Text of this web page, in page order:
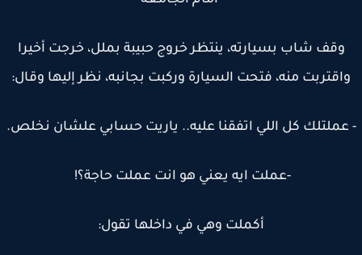
وقف شاب بسيارته، ينتظر خروج حبيبة بملل، خرجت أخيرا
منه، فتحت السيارة وركبت بجانبه، نظر إليها وقال:
كل اللي اتفقنا عليه.. ياريت حسابي علشان نخلص.
-عملت ايه يعني هو انت عملت حاجة؟!
أكملت وهي في داخلها تقول: